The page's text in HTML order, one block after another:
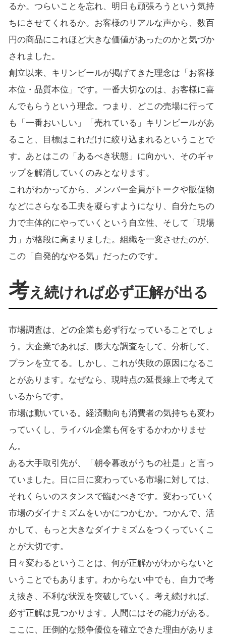
るか。つらいことを忘れ、明日も頑張ろうという気持
ちにさせてくれるか。お客様のリアルな声から、数百
円の商品にこれほど大きな価値があったのかと気づか
されました。
創立以来、キリンビールが掲げてきた理念は「お客様
本位・品質本位」です。一番大切なのは、お客様に喜
んでもらうという理念。つまり、どこの売場に行って
も「一番おいしい」「売れている」キリンビールがあ
ること、目標はこれだけに絞り込まれるということで
す。あとはこの「あるべき状態」に向かい、そのギャ
ップを解消していくのみとなります。
これがわかってから、メンバー全員がトークや販促物
などにさらなる工夫を凝らすようになり、自分たちの
力で主体的にやっていくという自立性、そして「現場
力」が格段に高まりました。組織を一変させたのが、
この「自発的なやる気」だったのです。
考え続ければ必ず正解が出る
市場調査は、どの企業も必ず行なっていることでしょ
う。大企業であれば、膨大な調査をして、分析して、
プランを立てる。しかし、これが失敗の原因になるこ
とがあります。なぜなら、現時点の延長線上で考えて
いるからです。
市場は動いている。経済動向も消費者の気持ちも変わ
っていくし、ライバル企業も何をするかわかりませ
ん。
ある大手取引先が、「朝令暮改がうちの社是」と言っ
ていました。日に日に変わっている市場に対しては、
それくらいのスタンスで臨むべきです。変わっていく
市場のダイナミズムをいかにつかむか。つかんで、活
かして、もっと大きなダイナミズムをつくっていくこ
とが大切です。
日々変わるということは、何が正解かがわからないと
いうことでもあります。わからない中でも、自力で考
え抜き、不利な状況を突破していく。考え続ければ、
必ず正解は見つかります。人間にはその能力がある。
ここに、圧倒的な競争優位を確立できた理由がありま